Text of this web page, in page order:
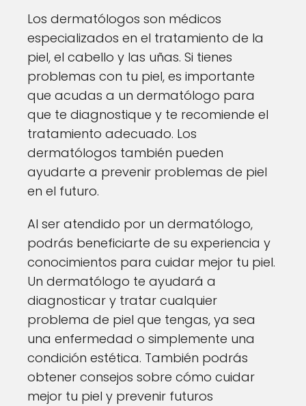
Los dermatólogos son médicos
especializados en el tratamiento de la
piel, el cabello y las uñas. Si tienes
problemas con tu piel, es importante
que acudas a un dermatólogo para
que te diagnostique y te recomiende el
tratamiento adecuado. Los
dermatólogos también pueden
ayudarte a prevenir problemas de piel
en el futuro.
Al ser atendido por un dermatólogo,
podrás beneficiarte de su experiencia y
conocimientos para cuidar mejor tu piel.
Un dermatólogo te ayudará a
diagnosticar y tratar cualquier
problema de piel que tengas, ya sea
una enfermedad o simplemente una
condición estética. También podrás
obtener consejos sobre cómo cuidar
mejor tu piel y prevenir futuros